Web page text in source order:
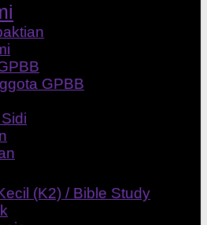
GPBB
(K2) / Bible Study